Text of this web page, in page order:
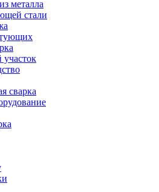
металла
стали
сварка